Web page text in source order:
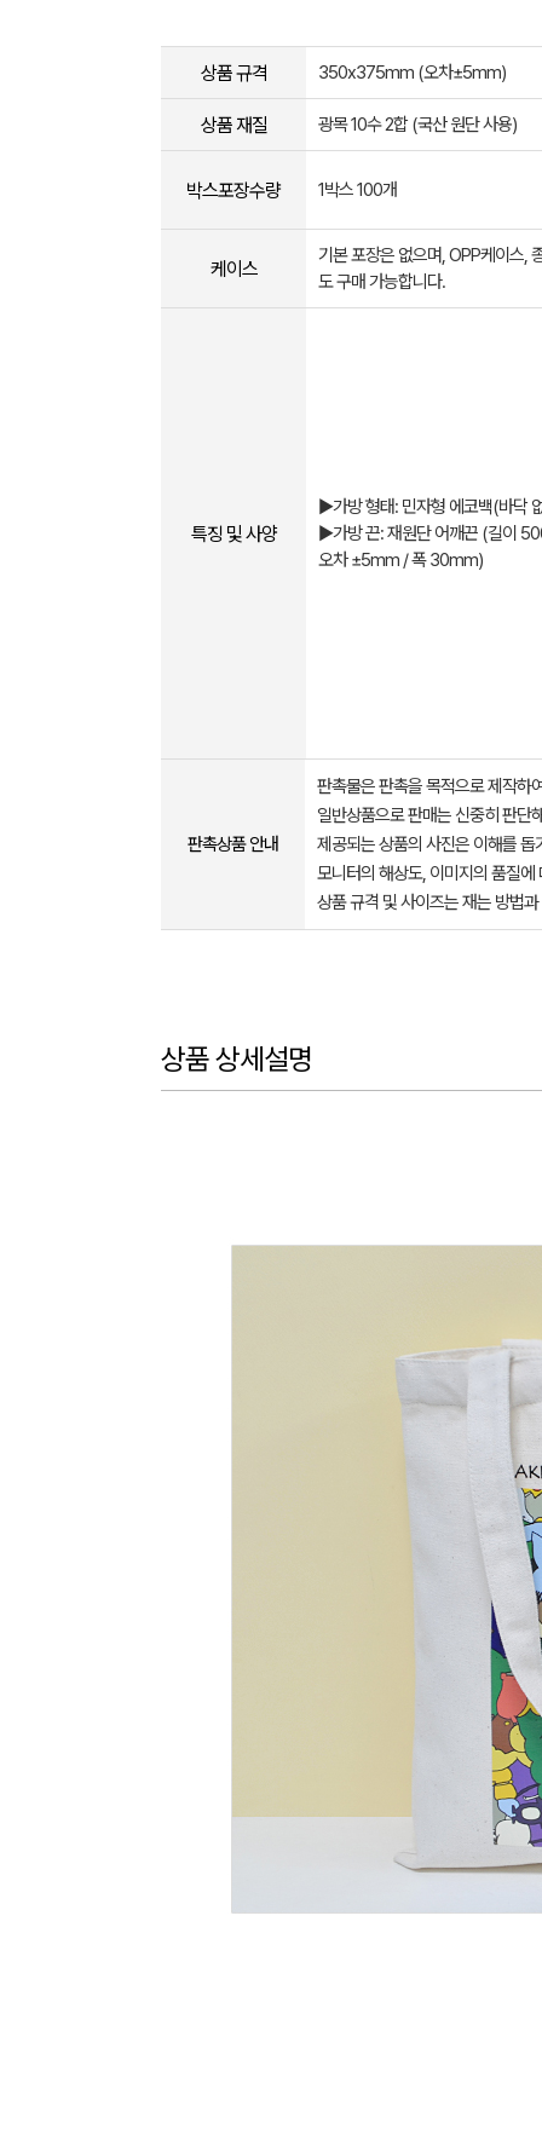
상품 규격 350x375mm (오차±5mm)
상품 재질 광목 10수 2합 (국산 원단 사용)
박스포장수량 1박스 100개
케이스
기본 포장은 없으며, OPP케이스,
도 구매 가능합니다.
특징 및 사양
▶가방 형태: 민자형 에코백(바닥
▶가방 끈: 재원단 어깨끈 (길이
오차 ±5mm / 폭 30mm)
판촉상품 안내
판촉물은 판촉을 목적으로 제작하
일반상품으로 판매는 신중히 판단
제공되는 상품의 사진은 이해를
모니터의 해상도, 이미지의 품질
상품 규격 및 사이즈는 재는 방법
상품 상세설명